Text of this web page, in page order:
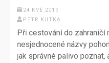
24 KVĚ 2019
PETR KUTKA
Při cestování do
nesjednocené názvy
jak správné palivo poznat,